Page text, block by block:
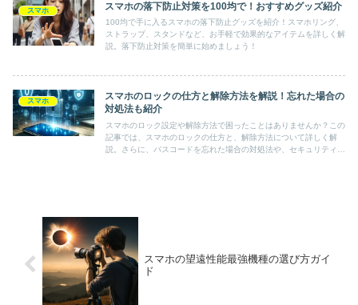
スマホ スマホの落下防止対策を100均で！おすすめグッズ紹介
100均で手に入るスマホの落下防止グッズを紹介！スマホリング、
ストラップ、スタンドなど、お手軽で効果的なアイテムを詳しく解
説。落下防止対策を簡単に始めましょう！
スマホ
スマホのロックの仕方と解除方法を解説！忘れた場合の
対処法も紹介
スマホのロック設定や解除方法で困ったことはありませんか？この
記事では、スマホのロックの仕方と、解除方法について詳しく解
説。さらに、パスコードを忘れた場合の対処法や、セキュリティを
スマホの望遠性能最強機種の選び方ガイ
ド